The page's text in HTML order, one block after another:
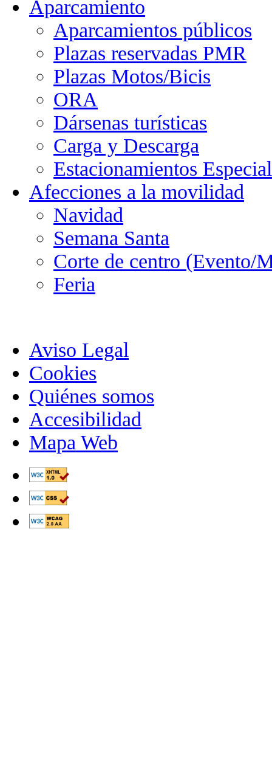
Aparcamiento
Aparcamientos públicos
Plazas reservadas PMR
Plazas Motos/Bicis
ORA
Dársenas turísticas
Carga y Descarga
Estacionamientos
Afecciones a la movilidad
Navidad
Semana Santa
Corte de centro (Evento/
Feria
Aviso Legal
Cookies
Quiénes somos
Accesibilidad
Mapa Web